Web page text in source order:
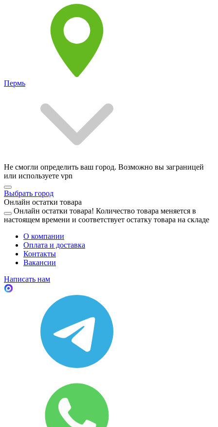
Пермь
Не смогли определить ваш город. Возможно вы заграницей
или используете vpn
Выбрать город
Онлайн остатки товара
Онлайн остатки товара! Количество товара меняется в
настоящем времени и соответствует остатку товара на складе
О компании
Оплата и доставка
Контакты
Вакансии
Написать нам